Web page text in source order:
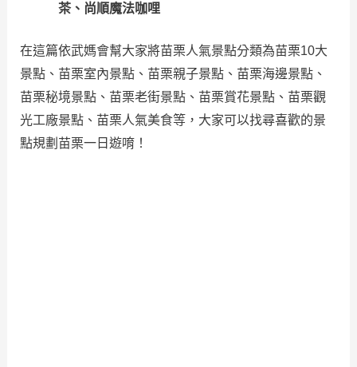
茶、尚順魔法咖哩
在這篇依武媽會幫大家將苗栗人氣景點分類為苗栗10大
景點、苗栗室內景點、苗栗親子景點、苗栗海邊景點、
苗栗秘境景點、苗栗老街景點、苗栗賞花景點、苗栗觀
光工廠景點、苗栗人氣美食等，大家可以找尋喜歡的景
點規劃苗栗一日遊唷！